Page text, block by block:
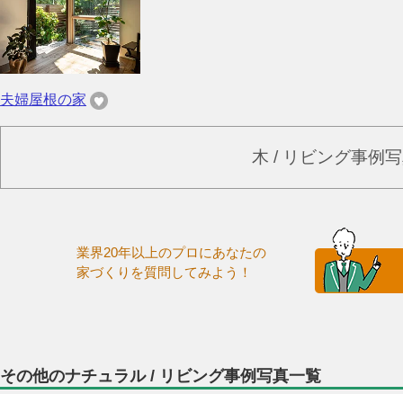
夫婦屋根の家
木 / リビング事例
業界20年以上のプロにあなたの
家づくりを質問してみよう！
その他のナチュラル / リビング事例写真一覧